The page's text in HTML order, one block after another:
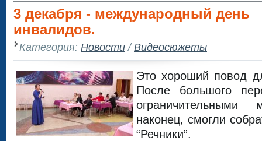
3 декабря - международный день
инвалидов.
Категория: Новости/Видеосюжеты
Это хороший повод
После большого
ограничительными
наконец, смогли
“Речники”.